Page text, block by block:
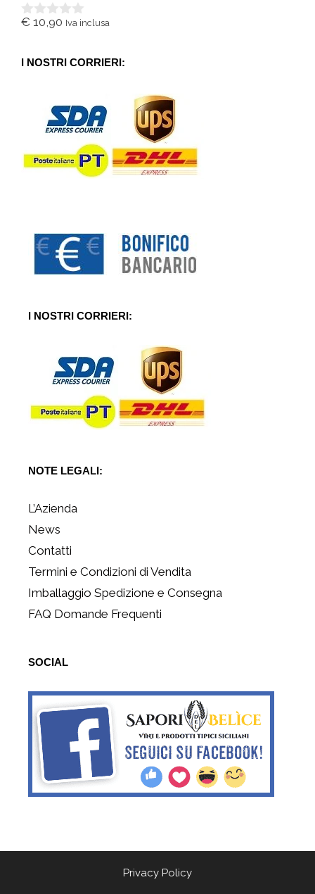
0
5
€ 10,90 Iva inclusa
I NOSTRI CORRIERI:
I NOSTRI CORRIERI:
NOTE LEGALI:
L’Azienda
News
Contatti
Termini e Condizioni di Vendita
Imballaggio Spedizione e Consegna
FAQ Domande Frequenti
SOCIAL
Privacy Policy